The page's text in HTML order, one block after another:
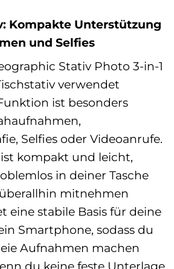
Kompakte Unterstützung
und Selfies
Stativ Photo 3-in-1
verwendet
ist besonders
Selfies oder Videoanrufe.
ist kompakt und leicht,
in deiner Tasche
mitnehmen
eine stabile Basis für deine
Smartphone, sodass du
Aufnahmen machen
du keine feste Unterlage